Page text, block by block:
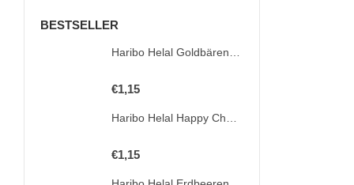
BESTSELLER
0 out of 5
€1,15
0 out of 5
€1,15